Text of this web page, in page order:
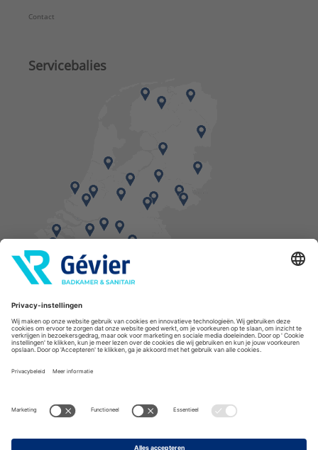
Contact
Servicebalies
Vind een balie in de buurt
* Bestellingen geplaatst in het weekend worden, mits voorradig, dinsdag geleverd.
Cookies
Algemene voorwaarden